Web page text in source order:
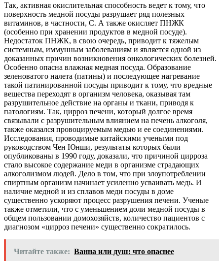
Так, активная окислительная способность ведет к тому, что
поверхность медной посуды разрушает ряд полезных
витаминов, в частности, С. А также окисляет ПНЖК
(особенно при хранении продуктов в медной посуде).
Недостаток ПНЖК, в свою очередь, приводит к тяжелым
системным, иммунным заболеваниям и является одной из
доказанных причин возникновения онкологических болезней.
Особенно опасна влажная медная посуда. Образование
зеленоватого налета (патины) и последующее нагревание
такой патинированной посуды приводит к тому, что вредные
вещества переходят в организм человека, оказывая там
разрушительное действие на органы и ткани, приводя к
патологиям. Так, цирроз печени, который долгое время
связывали с разрушительным влиянием на печень алкоголя,
также оказался провоцируемым медью и ее соединениями.
Исследования, проводимые китайскими учеными под
руководством Чен Юнши, результаты которых были
опубликованы в 1990 году, доказали, что причиной цирроза
стало высокое содержание меди в организме страдающих
алкоголизмом людей. Дело в том, что при злоупотреблении
спиртным организм начинает усиленно усваивать медь. И
наличие медной и из сплавов меди посуды в доме
существенно ускоряют процесс разрушения печени. Ученые
также отметили, что с уменьшением доли медной посуды в
общем пользовании домохозяйств, количество пациентов с
диагнозом «цирроз печени» существенно сократилось.
Читайте также: Ванна или душ: что опаснее